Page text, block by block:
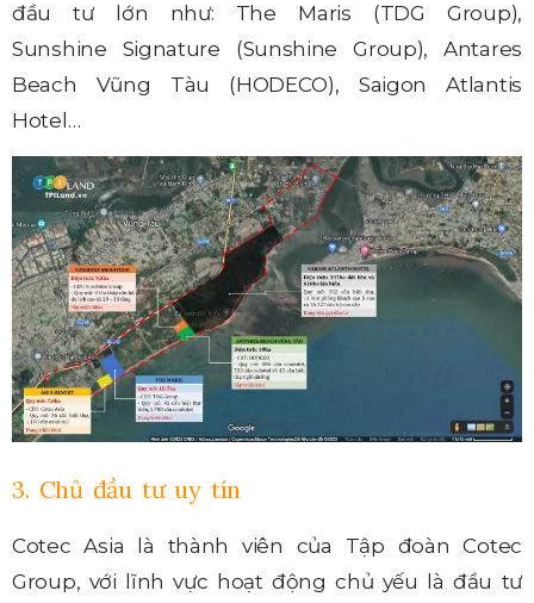
đầu tư lớn như: The Maris (TDG Group),
Sunshine Signature (Sunshine Group), Antares
Beach Vũng Tàu (HODECO), Saigon Atlantis
Hotel…
3. Chủ đầu tư uy tín
Cotec Asia là thành viên của Tập đoàn Cotec
Group, với lĩnh vực hoạt động chủ yếu là đầu tư